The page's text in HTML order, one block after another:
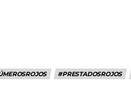
#PRESTADOSROJOS